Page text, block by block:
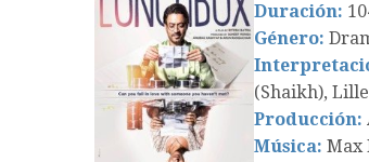
Duración:
Género:
(Shaikh),
Producción:
Música: Max